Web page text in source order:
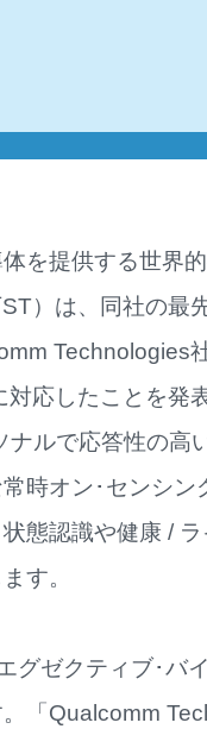
を提供する世界
）は、同社の最
Technologies
応したことを発
ナルで応答性の高
時オン･センシ
態認識や健康 /
す。
グゼクティブ･バ
「Qualcomm